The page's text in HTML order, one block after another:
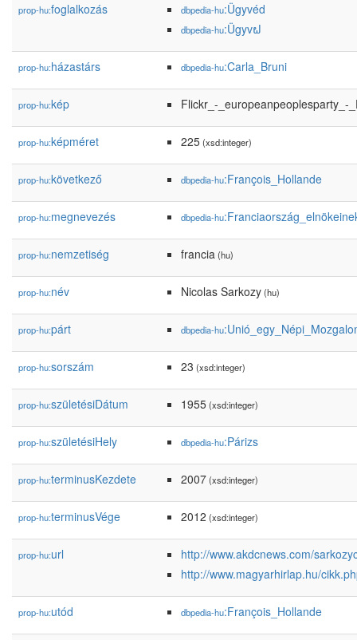
prop-hu:foglalkozás dbpedia-hu:Ügyvéd
dbpedia-hu:Ügyvຝ
prop-hu:házastárs dbpedia-hu:Carla_Bruni
prop-hu:kép Flickr_-_europeanpeoplesparty_-
prop-hu:képméret 225(xsd:integer)
prop-hu:következő dbpedia-hu:François_Hollande
prop-hu:megnevezés dbpedia-hu
prop-hu:nemzetiség francia(hu)
prop-hu:név Nicolas Sarkozy(hu)
prop-hu:párt dbpedia-hu
prop-hu:sorszám 23 (xsd:integer)
prop-hu:születésiDátum 1955(xsd:integer)
prop-hu:születésiHely dbpedia-hu:Párizs
prop-hu:terminusKezdete 2007(xsd:integer)
prop-hu:terminusVége 2012 (xsd:integer)
prop-hu:url
http://www.akdcnews.com/
http://www.magyarhirlap.hu/
prop-hu:utód dbpedia-hu:François_Hollande